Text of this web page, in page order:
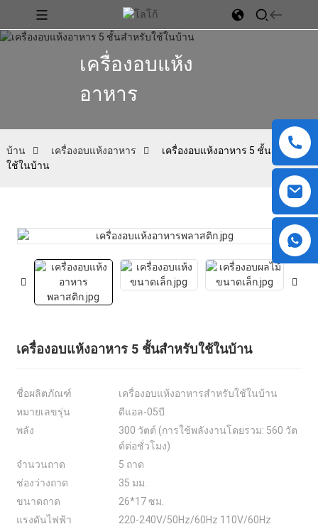
เครื่องอบแห้ง
อาหาร
บ้าน เครื่องอบแห้งอาหาร
เครื่องอบแห้งอาหาร 5 ชั้นสำหรับ
ใช้ในบ้าน
เครื่องอบแห้งอาหาร 5 ชั้นสำหรับใช้ในบ้าน
ชื่อผลิตภัณฑ์
เครื่องอบแห้งอาหารสำหรับใช้ในบ้าน
หมายเลขรุ่น
ดีแอล-05บี
พลัง
300 วัตต์ (การใช้พลังงานโดยรวม: 560 วัต
ต์ต่อชั่วโมง)
จำนวนถาด
5 ถาด
ช่องว่างถาด
35 มม.
ขนาดถาด
26*17 ซม.
แรงดันไฟฟ้า
220-240V/50Hz/60Hz 110V/60Hz